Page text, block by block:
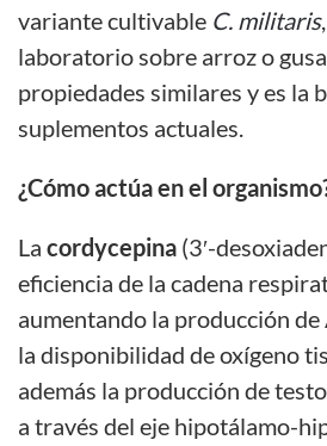
variante cultivable C. militaris
laboratorio sobre arroz o
propiedades similares y es la
suplementos actuales.
¿Cómo actúa en el
La cordycepina (3′-
eficiencia de la cadena
aumentando la producción de
la disponibilidad de oxígeno
además la producción de
a través del eje hipotálamo-